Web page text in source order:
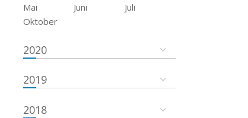
Mai
Juni
Juli
Oktober
2020
2019
2018